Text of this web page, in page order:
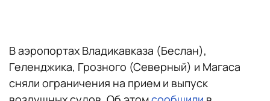
В аэропортах Владикавказа (Беслан),
Геленджика, Грозного (Северный) и Магаса
сняли ограничения на прием и выпуск